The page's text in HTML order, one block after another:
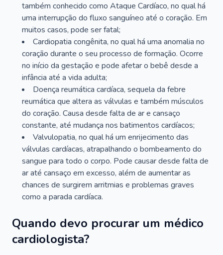
também conhecido como Ataque Cardíaco, no qual há
uma interrupção do fluxo sanguíneo até o coração. Em
muitos casos, pode ser fatal;
Cardiopatia congênita, no qual há uma anomalia no
coração durante o seu processo de formação. Ocorre
no início da gestação e pode afetar o bebê desde a
infância até a vida adulta;
Doença reumática cardíaca, sequela da febre
reumática que altera as válvulas e também músculos
do coração. Causa desde falta de ar e cansaço
constante, até mudança nos batimentos cardíacos;
Valvulopatia, no qual há um enrijecimento das
válvulas cardíacas, atrapalhando o bombeamento do
sangue para todo o corpo. Pode causar desde falta de
ar até cansaço em excesso, além de aumentar as
chances de surgirem arritmias e problemas graves
como a parada cardíaca.
Quando devo procurar um médico
cardiologista?